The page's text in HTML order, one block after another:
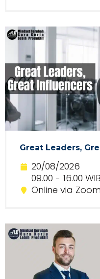
Great Leaders,
20/08/2026
09.00 - 16.00 WIB
Online via Zoom